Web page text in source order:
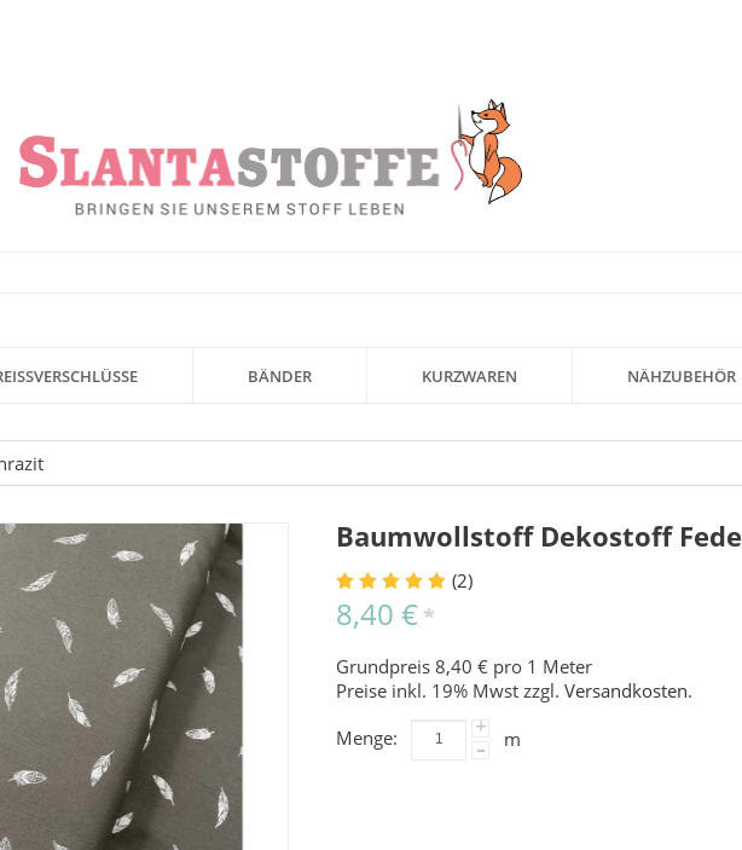
BÄNDER KURZWAREN NÄHZUBEHÖR
Baumwollstoff Dekostoff
(2)
8,40 € *
Grundpreis 8,40 € pro 1 Meter
Preise inkl. 19% Mwst zzgl.Versandkosten.
Menge:
+
- m